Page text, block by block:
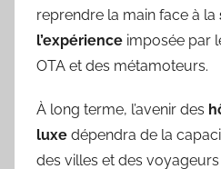
reprendre la main face à la
l’expérience imposée par
OTA et des métamoteurs.
À long terme, l’avenir des
luxe dépendra de la
des villes et des